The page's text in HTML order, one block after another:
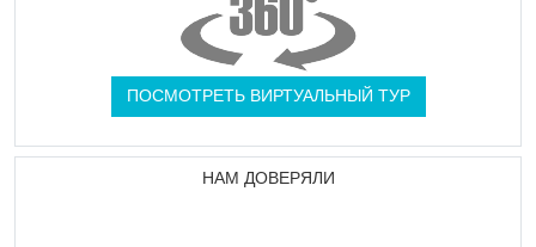
ПОСМОТРЕТЬ ВИРТУАЛЬНЫЙ ТУР
НАМ ДОВЕРЯЛИ